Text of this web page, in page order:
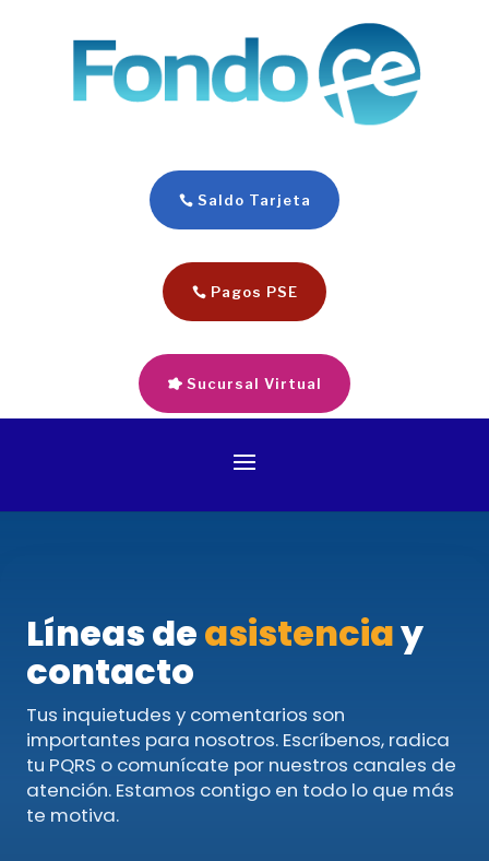
Saldo Tarjeta
Pagos PSE
Sucursal Virtual
Líneas deasistenciay
contacto
Tus inquietudes y comentarios son
importantes para nosotros. Escríbenos, radica
tu PQRS o comunícate por nuestros canales de
atención. Estamos contigo en todo lo que más
te motiva.